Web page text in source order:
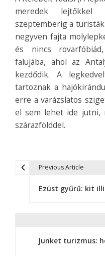
meredek lejtőkkel
szeptemberig a
negyven fajta
és nincs
falujába, ahol az
kezdődik. A
tartoznak a
erre a varázslatos
el sem lehet ide jutni,
szárazfölddel.
Previous Article
Ezüst gyűrű: kit
Junket turizmus: